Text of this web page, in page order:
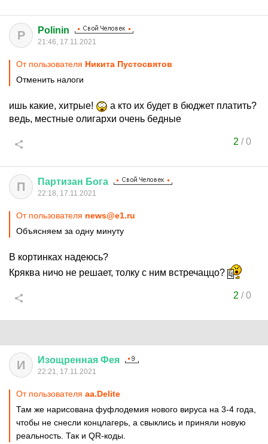
P Polinin
21:46, 17.11.2021
От пользователя Никита Пустосвятов
Отменить налоги
ишь какие, хитрые!
а кто их будет в бюджет платить?
ведь, местные олигархи очень бедные
2 /0
П Партизан Бога
22:18, 17.11.2021
От пользователя news@e1.ru
Объясняем за одну минуту
В кортинках надеюсь?
Кряква ничо не решает, толку с ним встречаццо?
2 /0
И Изощренная Фея
22:21, 17.11.2021
От пользователя aa.Delite
Там же нарисована фуфлодемия нового вируса на 3-4 года,
чтобы не снесли концлагерь, а свыклись и приняли новую
реальность. Так и QR-коды.